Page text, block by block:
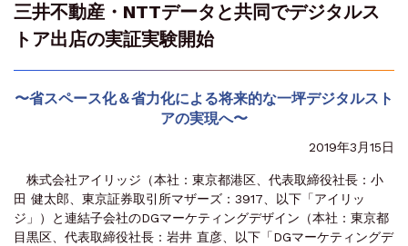
三井不動産・NTTデータと共同でデジタルス
トア出店の実証実験開始
〜省スペース化＆省力化による将来的な一坪デジタルスト
アの実現へ〜
2019年3月15日
株式会社アイリッジ（本社：東京都港区、代表取締役社長：小
田 健太郎、東京証券取引所マザーズ：3917、以下「アイリッ
ジ」）と連結子会社のDGマーケティングデザイン（本社：東京都
目黒区、代表取締役社長：岩井 直彦、以下「DGマーケティングデ